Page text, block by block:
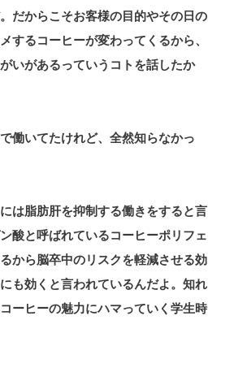
だからこそお客様の目的やその日の
するコーヒーが変わってくるから、
いがあるっていうコトを話したか
働いてたけれど、全然知らなかっ
は脂肪肝を抑制する働きをすると言
酸と呼ばれているコーヒーポリフェ
から脳卒中のリスクを軽減させる効
も効くと言われているんだよ。知れ
ーヒーの魅力にハマっていく学生時